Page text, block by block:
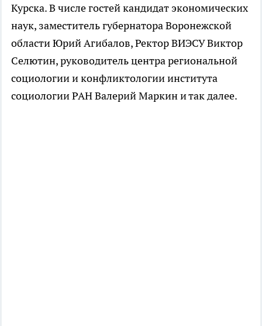
Курска. В числе гостей кандидат экономических
наук, заместитель губернатора Воронежской
области Юрий Агибалов, Ректор ВИЭСУ Виктор
Селютин, руководитель центра региональной
социологии и конфликтологии института
социологии РАН Валерий Маркин и так далее.